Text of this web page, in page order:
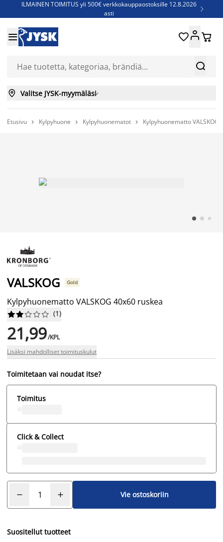
ILMAINEN TOIMITUS yli 500€ verkkokauppaostoksille 12.8.2026
asti

Jenkkisänkyjä - Säästä jopa 60%


 
 Valitse JYSK-myymäläsi
Etusivu  Kylpyhuone  Kylpyhuonematot  Kylpyhuonematto VALSKOG
VALSKOG Gold
Kylpyhuonematto VALSKOG 40x60 ruskea





 (1)
21,99/KPL
Lisäksi mahdolliset toimituskulut
Toimitetaan vai noudat itse?
Toimitus
Click & Collect
Vie ostoskoriin
Suositellut tuotteet